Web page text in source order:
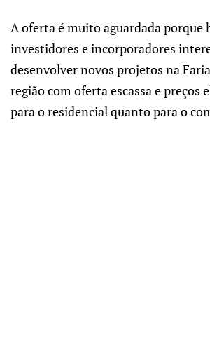
A oferta é muito aguardada porque
investidores e incorporadores
desenvolver novos projetos na
região com oferta escassa e preços
para o residencial quanto para o